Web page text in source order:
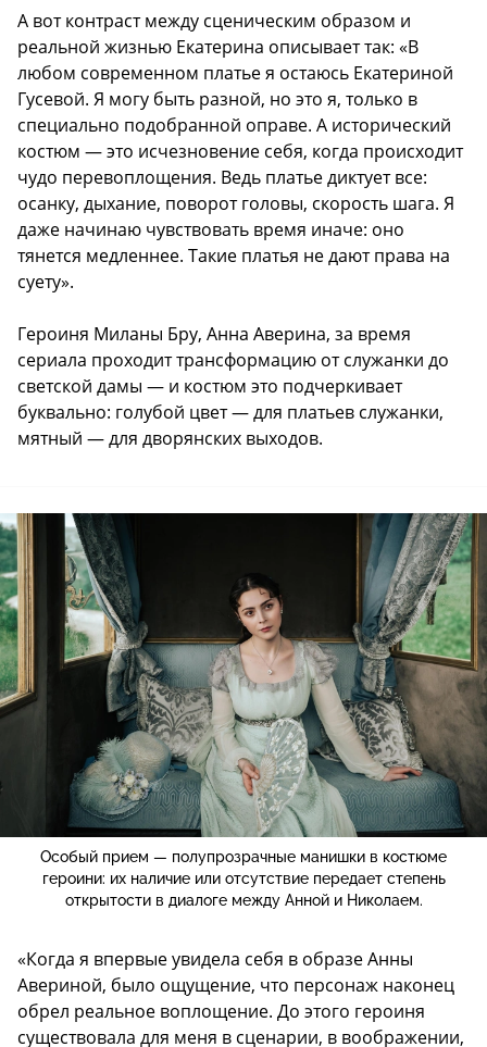
А вот контраст между сценическим образом и
реальной жизнью Екатерина описывает так: «В
любом современном платье я остаюсь Екатериной
Гусевой. Я могу быть разной, но это я, только в
специально подобранной оправе. А исторический
костюм — это исчезновение себя, когда происходит
чудо перевоплощения. Ведь платье диктует все:
осанку, дыхание, поворот головы, скорость шага. Я
даже начинаю чувствовать время иначе: оно
тянется медленнее. Такие платья не дают права на
суету».
Героиня Миланы Бру, Анна Аверина, за время
сериала проходит трансформацию от служанки до
светской дамы — и костюм это подчеркивает
буквально: голубой цвет — для платьев служанки,
мятный — для дворянских выходов.
Особый прием — полупрозрачные манишки в костюме
героини: их наличие или отсутствие передает степень
открытости в диалоге между Анной и Николаем.
«Когда я впервые увидела себя в образе Анны
Авериной, было ощущение, что персонаж наконец
обрел реальное воплощение. До этого героиня
существовала для меня в сценарии, в воображении,